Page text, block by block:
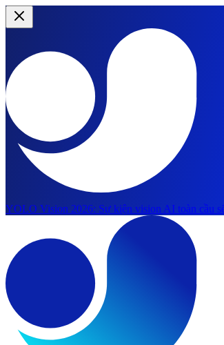
YOLO Vision 2026: Sự kiện vision AI toàn cầu